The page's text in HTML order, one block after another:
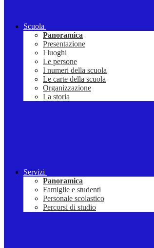
Scuola
Panoramica
Presentazione
I luoghi
Le persone
I numeri della scuola
Le carte della scuola
Organizzazione
La storia
Servizi
Panoramica
Famiglie e studenti
Personale scolastico
Percorsi di studio